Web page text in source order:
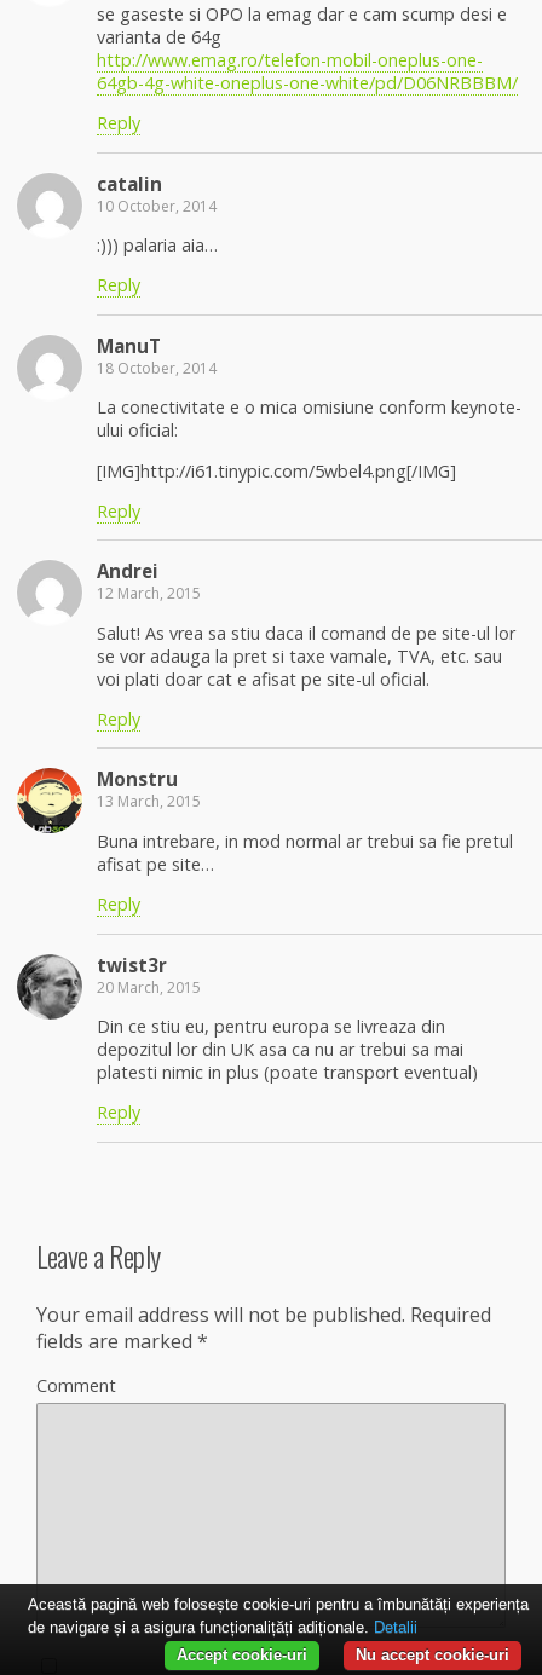
se gaseste si OPO la emag dar e cam scump desi e
varianta de 64g
http://www.emag.ro/telefon-mobil-oneplus-one-
64gb-4g-white-oneplus-one-white/pd/D06NRBBBM/
Reply
catalin
10 October, 2014
:))) palaria aia…
Reply
ManuT
18 October, 2014
La conectivitate e o mica omisiune conform keynote-
ului oficial:
[IMG]http://i61.tinypic.com/5wbel4.png[/IMG]
Reply
Andrei
12 March, 2015
Salut! As vrea sa stiu daca il comand de pe site-ul lor
se vor adauga la pret si taxe vamale, TVA, etc. sau
voi plati doar cat e afisat pe site-ul oficial.
Reply
Monstru
13 March, 2015
Buna intrebare, in mod normal ar trebui sa fie pretul
afisat pe site…
Reply
twist3r
20 March, 2015
Din ce stiu eu, pentru europa se livreaza din
depozitul lor din UK asa ca nu ar trebui sa mai
platesti nimic in plus (poate transport eventual)
Reply
Leave a Reply
Your email address will not be published. Required
fields are marked *
Comment
Această pagină web folosește cookie-uri pentru a îmbunătăți experiența
de navigare și a asigura funcționalițăți adiționale. Detalii
Nu accept cookie-uri
Accept cookie-uri